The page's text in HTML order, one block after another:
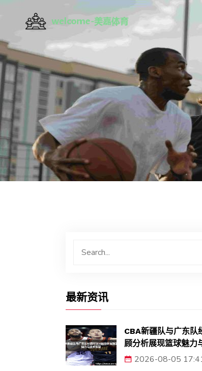
最新资讯
CBA新疆队与广东队
顾分析展现篮球魅力
2026-08-05